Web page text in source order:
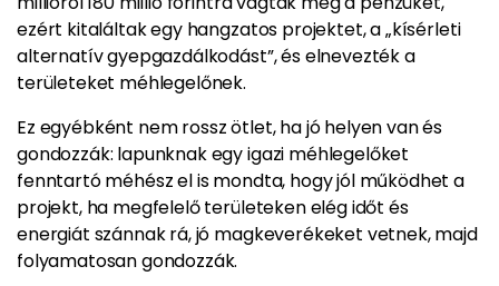
ezért kitaláltak egy hangzatos projektet, a „kísérleti
alternatív gyepgazdálkodást”, és elnevezték a
területeket méhlegelőnek.
Ez egyébként nem rossz ötlet, ha jó helyen van és
gondozzák: lapunknak egy igazi méhlegelőket
fenntartó méhész el is mondta, hogy jól működhet a
projekt, ha megfelelő területeken elég időt és
energiát szánnak rá, jó magkeverékeket vetnek, majd
folyamatosan gondozzák.